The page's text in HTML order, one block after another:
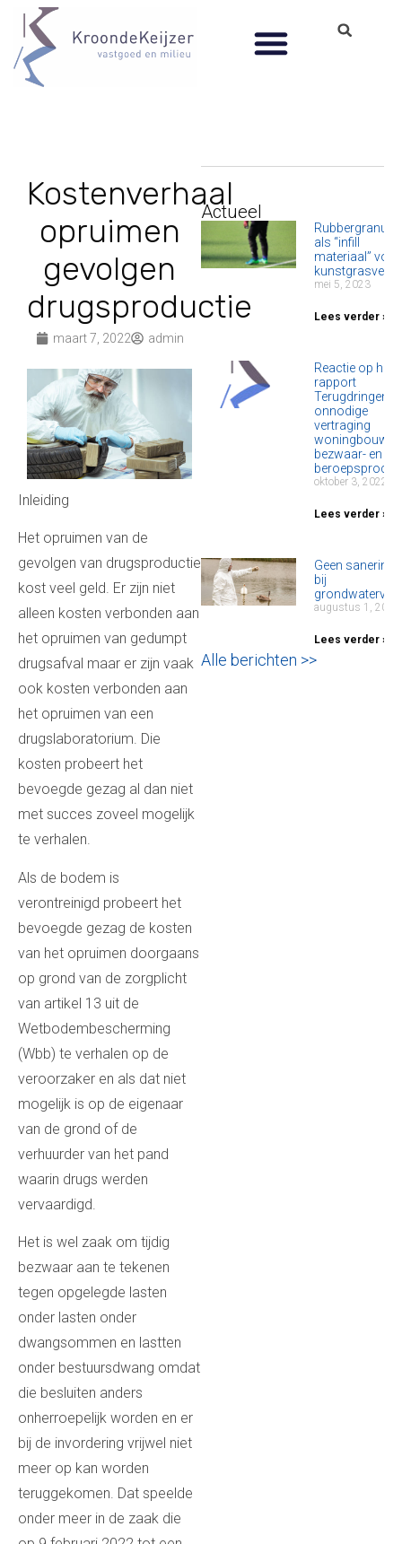
Kostenverhaal
opruimen
gevolgen
drugsproductie
maart 7, 2022 admin
Inleiding
Het opruimen van de
gevolgen van drugsproductie
kost veel geld. Er zijn niet
alleen kosten verbonden aan
het opruimen van gedumpt
drugsafval maar er zijn vaak
ook kosten verbonden aan
het opruimen van een
drugslaboratorium. Die
kosten probeert het
bevoegde gezag al dan niet
met succes zoveel mogelijk
te verhalen.
Als de bodem is
verontreinigd probeert het
bevoegde gezag de kosten
van het opruimen doorgaans
op grond van de zorgplicht
van artikel 13 uit de
Wetbodembescherming
(Wbb) te verhalen op de
veroorzaker en als dat niet
mogelijk is op de eigenaar
van de grond of de
verhuurder van het pand
waarin drugs werden
vervaardigd.
Het is wel zaak om tijdig
bezwaar aan te tekenen
tegen opgelegde lasten
onder lasten onder
dwangsommen en lastten
onder bestuursdwang omdat
die besluiten anders
onherroepelijk worden en er
bij de invordering vrijwel niet
meer op kan worden
teruggekomen. Dat speelde
onder meer in de zaak die
Actueel
als “infill
materiaal” voor
mei 5, 2023
Lees verder »
Reactie op het
rapport
Terugdringen
onnodige
vertraging
woningbouw
bezwaar- en
oktober 3, 2022
Lees verder »
Geen
bij
augustus 1, 2022
Lees verder »
Alle berichten >>